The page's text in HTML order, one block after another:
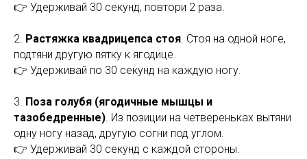
👉 Удерживай 30 секунд, повтори 2 раза.
2. Растяжка квадрицепса стоя. Стоя на одной ноге,
подтяни другую пятку к ягодице.
👉 Удерживай по 30 секунд на каждую ногу.
3. Поза голубя (ягодичные мышцы и
тазобедренные). Из позиции на четвереньках вытяни
одну ногу назад, другую согни под углом.
👉 Удерживай 30 секунд с каждой стороны.